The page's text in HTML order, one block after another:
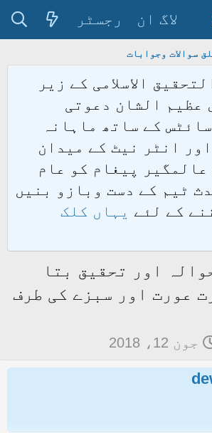
لاگ ان رجسٹر
سوالات وجوابات
الاسلامی کے زیر
عظیم الشان دعوتی
سائٹس کے ساتھ ماہانہ
انٹر نیٹ کے میدان
عالمگیر پیغام کو عام
ٹیم کے دست وبازو بنیں
کے لئے یہاں کلک
اور تحقیق بتا
عورت اور سبزے کی طرف
ت
ر
جون 12، 2018